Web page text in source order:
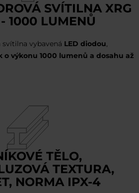
SVÍTILNA XRG
1000 LUMENŮ
vybavená LED diodou
o výkonu 1000 lumenů a dosahu až
TĚLO,
TEXTURA,
NORMA IPX-4